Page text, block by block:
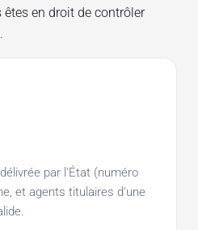
en droit de contrôler
par l'État (numéro
et agents titulaires d'une